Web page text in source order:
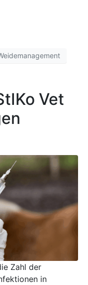
Vet
Zahl der
in